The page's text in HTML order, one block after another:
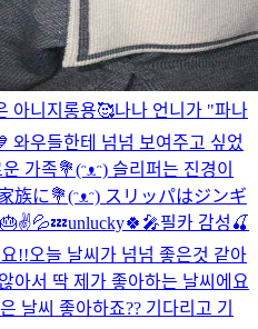
아니지롱용🥰나나 언니가 "파나
와우들한테 넘넘 보여주고 싶었
가족💐(ᵔᴥᵔ) 슬리퍼는 진경이
族に💐(ᵔᴥᵔ) スリッパはジンギ
unlucky🍀🎤필카 감성🍒
!!오늘 날씨가 넘넘 좋은것 같아
아서 딱 제가 좋아하는 날씨에요
날씨 좋아하죠?? 기다리고 기